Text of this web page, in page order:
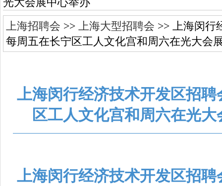
上海招聘会 >> 上海大型招聘会 >> 上海闵行
每周五在长宁区工人文化宫和周六在光大会
上海闵行经济技术开发区招
区工人文化宫和周六在光
上海闵行经济技术开发区招